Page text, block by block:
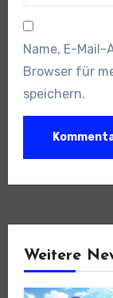
Name, E-Mail-
Browser für
speichern.
Weitere